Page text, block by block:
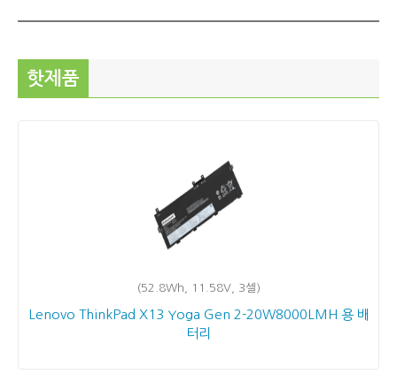
핫제품
(52.8Wh, 11.58V, 3셀)
Lenovo ThinkPad X13 Yoga Gen 2-20W8000LMH 용 배
터리